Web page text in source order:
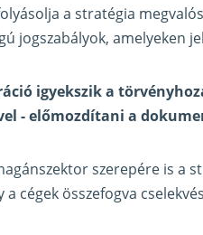
a stratégia
jogszabályok, amelyeken
igyekszik a
- előmozdítani a
szerepére is a
a cégek összefogva